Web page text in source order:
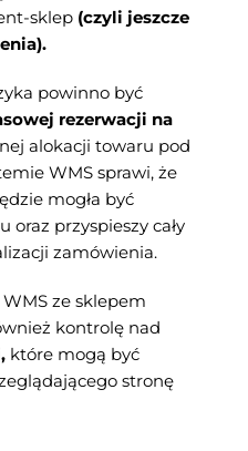
sklep (czyli jeszcze
powinno być
rezerwacji na
alokacji towaru pod
WMS sprawi, że
mogła być
przyspieszy cały
zamówienia.
WMS ze sklepem
kontrolę nad
które mogą być
stronę